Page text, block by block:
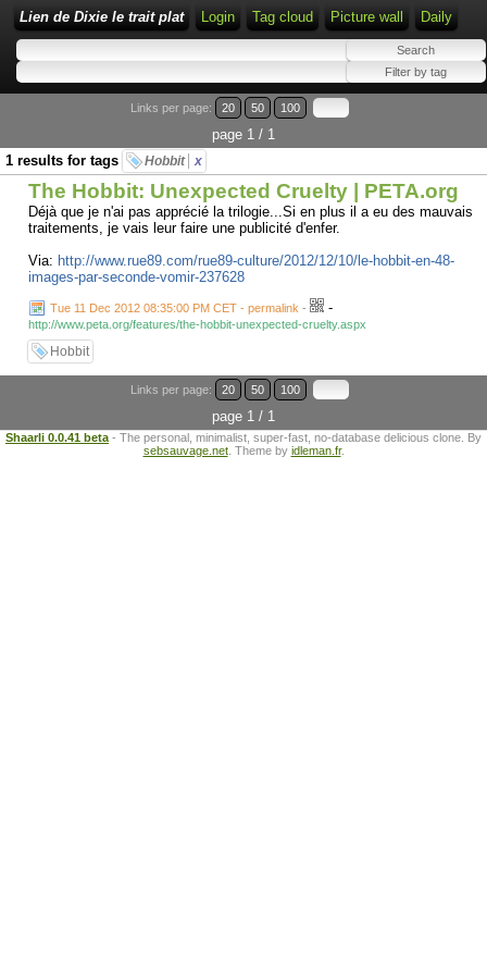
Lien de Dixie le trait plat Login Tag cloud Picture wall Daily
Links per page: 20 50 100
page 1 / 1
1 results for tags
Hobbit x
The Hobbit: Unexpected Cruelty | PETA.org
Déjà que je n'ai pas apprécié la trilogie...Si en plus il a eu des mauvais
traitements, je vais leur faire une publicité d'enfer.
Via: http://www.rue89.com/rue89-culture/2012/12/10/le-hobbit-en-48-
images-par-seconde-vomir-237628
Tue 11 Dec 2012 08:35:00 PM CET - permalink - -
http://www.peta.org/features/the-hobbit-unexpected-cruelty.aspx
Hobbit
Links per page: 20 50 100
page 1 / 1
Shaarli 0.0.41 beta - The personal, minimalist, super-fast, no-database delicious clone. By
sebsauvage.net. Theme by idleman.fr.